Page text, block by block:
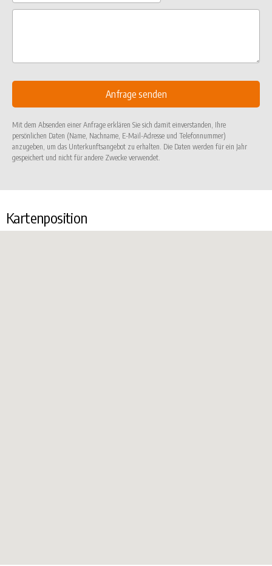
Mit dem Absenden einer Anfrage erklären Sie sich damit einverstanden, Ihre
persönlichen Daten (Name, Nachname, E-Mail-Adresse und Telefonnummer)
anzugeben, um das Unterkunftsangebot zu erhalten. Die Daten werden für ein Jahr
gespeichert und nicht für andere Zwecke verwendet.
Kartenposition